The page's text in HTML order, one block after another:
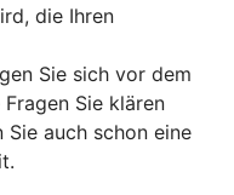
die Ihren
Sie sich vor dem
Sie klären
auch schon eine